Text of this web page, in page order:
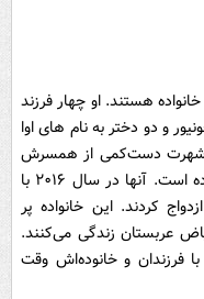
هستند. او چهار فرزند
و دو دختر به نام های اوا
در شهرت دست‌کمی از همسرش
ندارد. رونالدو با جورجینا رودریگز ازدواج کرده است. آنها در سال ۲۰۱۶ با
هم آشنا شدند. این زوج در سال ۲۰۱۷ ازدواج کردند. این خانواده پر
عربستان زندگی می‌کنند.
فرزندان و خانوده‌اش وقت